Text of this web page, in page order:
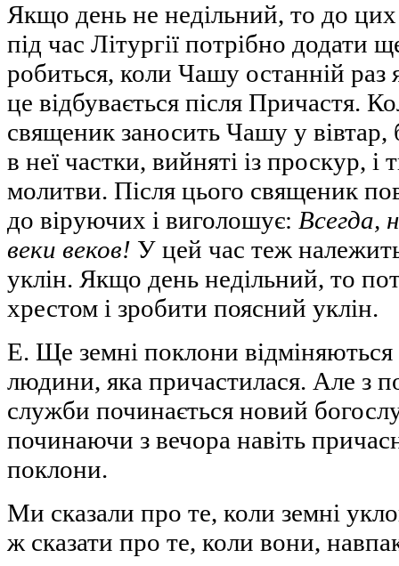
Якщо день не недільний, то до
під час Літургії потрібно додати
робиться, коли Чашу останній
це відбувається після Причастя.
священик заносить Чашу у вівтар,
в неї частки, вийняті із проскур, і
молитви. Після цього священик
до віруючих і виголошує: Всегда,
веки веков! У цей час теж
уклін. Якщо день недільний, то
хрестом і зробити поясний уклін.
Е. Ще земні поклони відміняються
людини, яка причастилася. Але з
служби починається новий
починаючи з вечора навіть
поклони.
Ми сказали про те, коли земні
ж сказати про те, коли вони,